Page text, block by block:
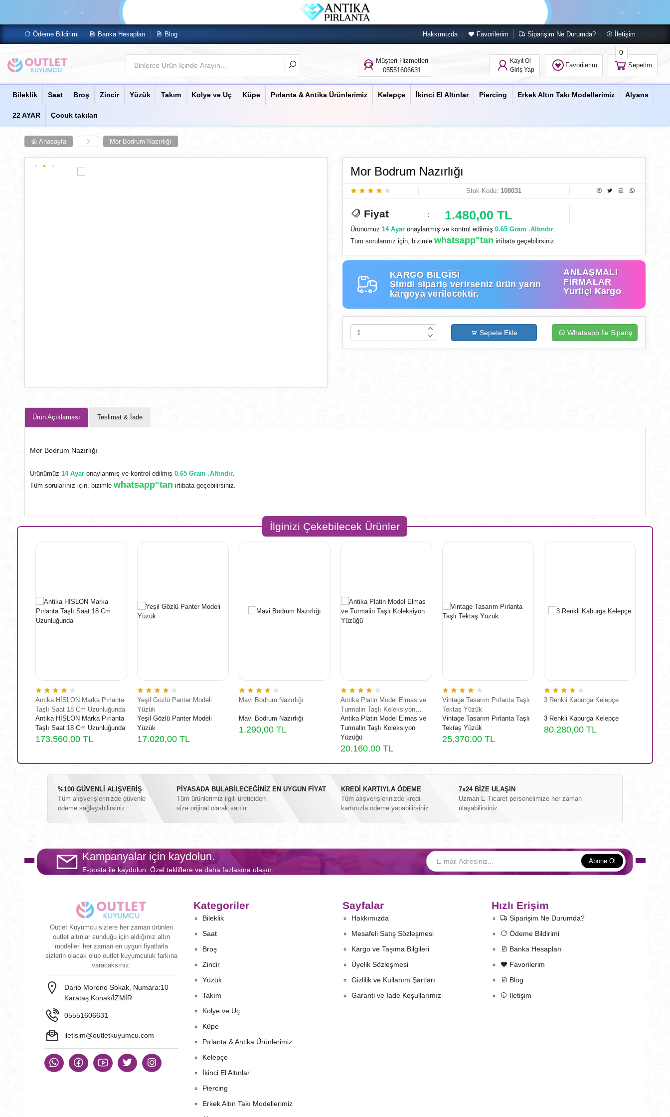
Ödeme Bildirimi Banka Hesapları Blog Hakkımızda Favorilerim Siparişim Ne Durumda? İletişim
Müşteri Hizmetleri
05551606631
Kayıt Ol
Giriş Yap
Favorilerim Sepetim
0
Bileklik Saat Broş Zincir Yüzük Takım Kolye ve Uç Küpe Pırlanta & Antika Ürünlerimiz Kelepçe İkinci El Altınlar Piercing Erkek Altın Takı Modellerimiz Alyans
22 AYAR Çocuk takıları
Anasayfa Mor Bodrum Nazırlığı
Mor Bodrum Nazırlığı
Stok Kodu:108031
Fiyat : 1.480,00 TL
Ürünümüz 14 Ayaronaylanmış ve kontrol edilmiş 0.65 Gram .Altındır.
Tüm sorularınız için, bizimle whatsapp"tan irtibata geçebilirsiniz.
KARGO BİLGİSİ
Şimdi sipariş verirseniz ürün yarın
kargoya verilecektir.
ANLAŞMALI
FİRMALAR
Yurtiçi Kargo
Sepete Ekle Whatsapp İle Sipariş
Ürün Açıklaması Teslimat & İade
Mor Bodrum Nazırlığı
Ürünümüz 14 Ayaronaylanmış ve kontrol edilmiş 0.65 Gram .Altındır.
Tüm sorularınız için, bizimle whatsapp"tan irtibata geçebilirsiniz.
İlginizi Çekebilecek Ürünler
Antika HİSLON Marka Pırlanta
Taşlı Saat 18 Cm Uzunluğunda
Antika HİSLON Marka Pırlanta
Taşlı Saat 18 Cm Uzunluğunda
173.560,00 TL
Yeşil Gözlü Panter Modeli
Yüzük
Yeşil Gözlü Panter Modeli
Yüzük
17.020,00 TL
Mavi Bodrum Nazırlığı
Mavi Bodrum Nazırlığı
1.290,00 TL
Antika Platin Model Elmas ve
Turmalin Taşlı Koleksiyon
Yüzüğü
Antika Platin Model Elmas ve
Turmalin Taşlı Koleksiyon
Yüzüğü
20.160,00 TL
Vintage Tasarım Pırlanta Taşlı
Tektaş Yüzük
Vintage Tasarım Pırlanta Taşlı
Tektaş Yüzük
25.370,00 TL
3 Renkli Kaburga Kelepçe
3 Renkli Kaburga Kelepçe
80.280,00 TL
%100 GÜVENLİ ALIŞVERİŞ
Tüm alışverişlerinizde güvenle
ödeme sağlayabilirsiniz.
PİYASADA BULABİLECEĞİNİZ EN UYGUN FİYAT
Tüm ürünlerimiz ilgili üreticiden
size orijinal olarak satılır.
KREDİ KARTIYLA ÖDEME
Tüm alışverişlerinizde kredi
kartınızla ödeme yapabilirsiniz.
7x24 BİZE ULAŞIN
Uzman E-Ticaret personelimize her zaman
ulaşabilirsiniz.
Kampanyalar için kaydolun.
E-posta ile kaydolun. Özel tekliflere ve daha fazlasına ulaşın.
Abone Ol
Outlet Kuyumcu sizlere her zaman ürünleri
outlet altınlar sunduğu için aldığınız altın
modelleri her zaman en uygun fiyatlarla
sizlerin olacak olup outlet kuyumculuk farkına
varacaksınız.
Dario Moreno Sokak, Numara:10
Karataş,Konak/İZMİR
05551606631
iletisim@outletkuyumcu.com
Kategoriler
Bileklik
Saat
Broş
Zincir
Yüzük
Takım
Kolye ve Uç
Küpe
Pırlanta & Antika Ürünlerimiz
Kelepçe
İkinci El Altınlar
Piercing
Erkek Altın Takı Modellerimiz
Sayfalar
Hakkımızda
Mesafeli Satış Sözleşmesi
Kargo ve Taşıma Bilgileri
Üyelik Sözleşmesi
Gizlilik ve Kullanım Şartları
Garanti ve İade Koşullarımız
Hızlı Erişim
Siparişim Ne Durumda?
Ödeme Bildirimi
Banka Hesapları
Favorilerim
Blog
İletişim